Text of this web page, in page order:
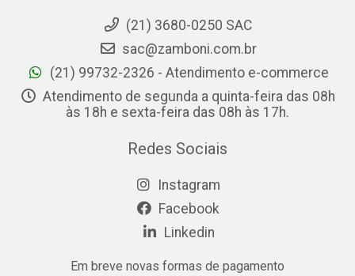
(21) 3680-0250 SAC
sac@zamboni.com.br
(21) 99732-2326 - Atendimento e-commerce
Atendimento de segunda a quinta-feira das 08h
às 18h e sexta-feira das 08h às 17h.
Redes Sociais
Instagram
Facebook
Linkedin
Em breve novas formas de pagamento